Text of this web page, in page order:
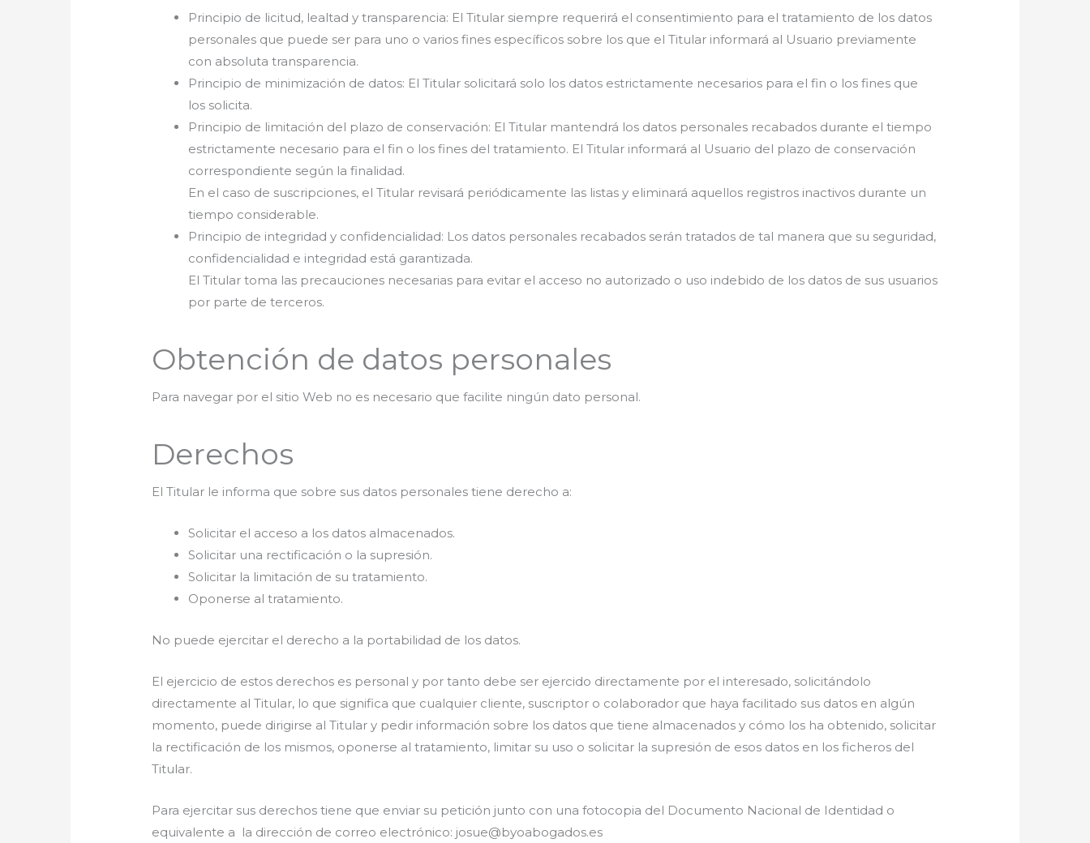
Principio de licitud, lealtad y transparencia: El Titular siempre requerirá el consentimiento para el tratamiento de los datos
personales que puede ser para uno o varios fines específicos sobre los que el Titular informará al Usuario previamente
con absoluta transparencia.
Principio de minimización de datos: El Titular solicitará solo los datos estrictamente necesarios para el fin o los fines que
los solicita.
Principio de limitación del plazo de conservación: El Titular mantendrá los datos personales recabados durante el tiempo
estrictamente necesario para el fin o los fines del tratamiento. El Titular informará al Usuario del plazo de conservación
correspondiente según la finalidad.
En el caso de suscripciones, el Titular revisará periódicamente las listas y eliminará aquellos registros inactivos durante un
tiempo considerable.
Principio de integridad y confidencialidad: Los datos personales recabados serán tratados de tal manera que su seguridad,
confidencialidad e integridad está garantizada.
El Titular toma las precauciones necesarias para evitar el acceso no autorizado o uso indebido de los datos de sus usuarios
por parte de terceros.
Obtención de datos personales
Para navegar por el sitio Web no es necesario que facilite ningún dato personal.
Derechos
El Titular le informa que sobre sus datos personales tiene derecho a:
Solicitar el acceso a los datos almacenados.
Solicitar una rectificación o la supresión.
Solicitar la limitación de su tratamiento.
Oponerse al tratamiento.
No puede ejercitar el derecho a la portabilidad de los datos.
El ejercicio de estos derechos es personal y por tanto debe ser ejercido directamente por el interesado, solicitándolo
directamente al Titular, lo que significa que cualquier cliente, suscriptor o colaborador que haya facilitado sus datos en algún
momento, puede dirigirse al Titular y pedir información sobre los datos que tiene almacenados y cómo los ha obtenido, solicitar
la rectificación de los mismos, oponerse al tratamiento, limitar su uso o solicitar la supresión de esos datos en los ficheros del
Titular.
Para ejercitar sus derechos tiene que enviar su petición junto con una fotocopia del Documento Nacional de Identidad o
equivalente a la dirección de correo electrónico: josue@byoabogados.es